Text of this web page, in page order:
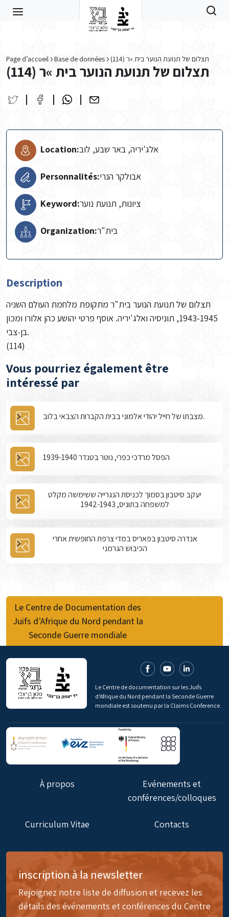
Page d’accueil Base de données תצלום של תנועת הנוער בית »ר (114)
תצלום של תנועת הנוער בית »ר (114)
Location:אלג'יריה, באר שבע, לוב
Personnalités:אבולקר הנרי
Keyword:ציונות, תנועת נוער
Organization:
Description
תצלום של תנועת הנוער בית"ר מתקופת מלחמת העולם השניה
1943-1945, תוניסיה ואלג'יריה. אוסף פרטי יהושע כהן אלורו ומכון
בן-צבי.
(114)
Vous pourriez également être
intéressé par
מצבתו של חייל יהודי אלמוני בבית הקברות הצבאי בלוב.
הפסל מרדכי כפרי, נוטר בטנדר 1939-1940
יעקב סיטבון בסמוך לכניסת הנגרייה ששימשה מקלט
למשפחה בתוניס, 1942-1943
אנדרה סיטבון בפאריס במדי צרפת החופשית אחרי
הכיבוש הגרמני
Le Centre de Documentation des
Juifs d’Afrique du Nord pendant la
Seconde Guerre mondiale
Le Centre de documentation sur les Juifs
d'Afrique du Nord pendant la Seconde Guerre
mondiale est soutenu par la Claims Conference.
À propos
Evénements et
conférences/colloques
Curriculum Vitae Contacts
inscription à la newsletter
Rejoignez notre liste de diffusion et recevez les
détails des événements et conférences du Centre